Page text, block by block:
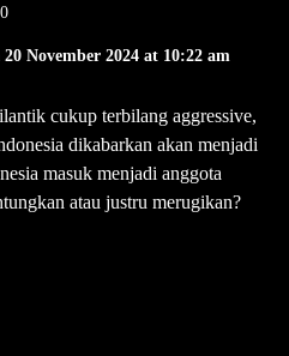
0
November 2024 at 10:22 am
cukup terbilang aggressive,
dikabarkan akan menjadi
masuk menjadi anggota
atau justru merugikan?